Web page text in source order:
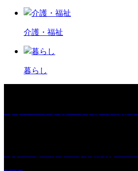
介護・福祉
暮らし